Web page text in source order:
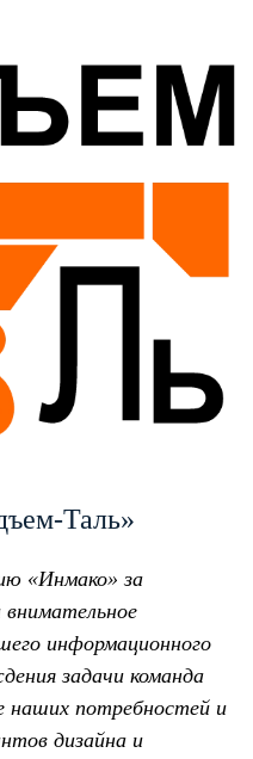
Таль»
«Инмако» за
информационного
задачи команда
наших потребностей и
дизайна и